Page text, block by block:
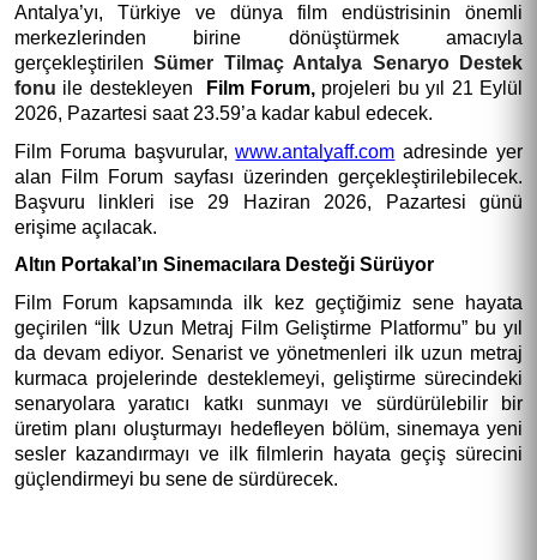
Antalya’yı, Türkiye ve dünya film endüstrisinin önemli
merkezlerinden birine dönüştürmek amacıyla
gerçekleştirilen Sümer Tilmaç Antalya Senaryo Destek
fonu ile destekleyen Film Forum, projeleri bu yıl 21 Eylül
2026, Pazartesi saat 23.59’a kadar kabul edecek.
Film Foruma başvurular, www.antalyaff.com adresinde yer
alan Film Forum sayfası üzerinden gerçekleştirilebilecek.
Başvuru linkleri ise 29 Haziran 2026, Pazartesi günü
erişime açılacak.
Altın Portakal’ın Sinemacılara Desteği Sürüyor
Film Forum kapsamında ilk kez geçtiğimiz sene hayata
geçirilen “İlk Uzun Metraj Film Geliştirme Platformu” bu yıl
da devam ediyor. Senarist ve yönetmenleri ilk uzun metraj
kurmaca projelerinde desteklemeyi, geliştirme sürecindeki
senaryolara yaratıcı katkı sunmayı ve sürdürülebilir bir
üretim planı oluşturmayı hedefleyen bölüm, sinemaya yeni
sesler kazandırmayı ve ilk filmlerin hayata geçiş sürecini
güçlendirmeyi bu sene de sürdürecek.